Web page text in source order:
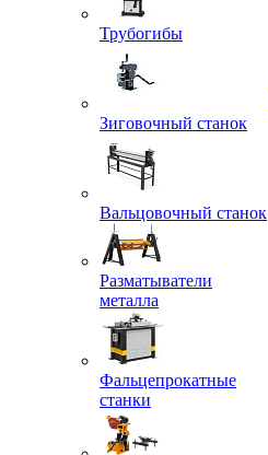
Трубогибы
Зиговочный станок
Вальцовочный станок
Разматыватели
металла
Фальцепрокатные
станки